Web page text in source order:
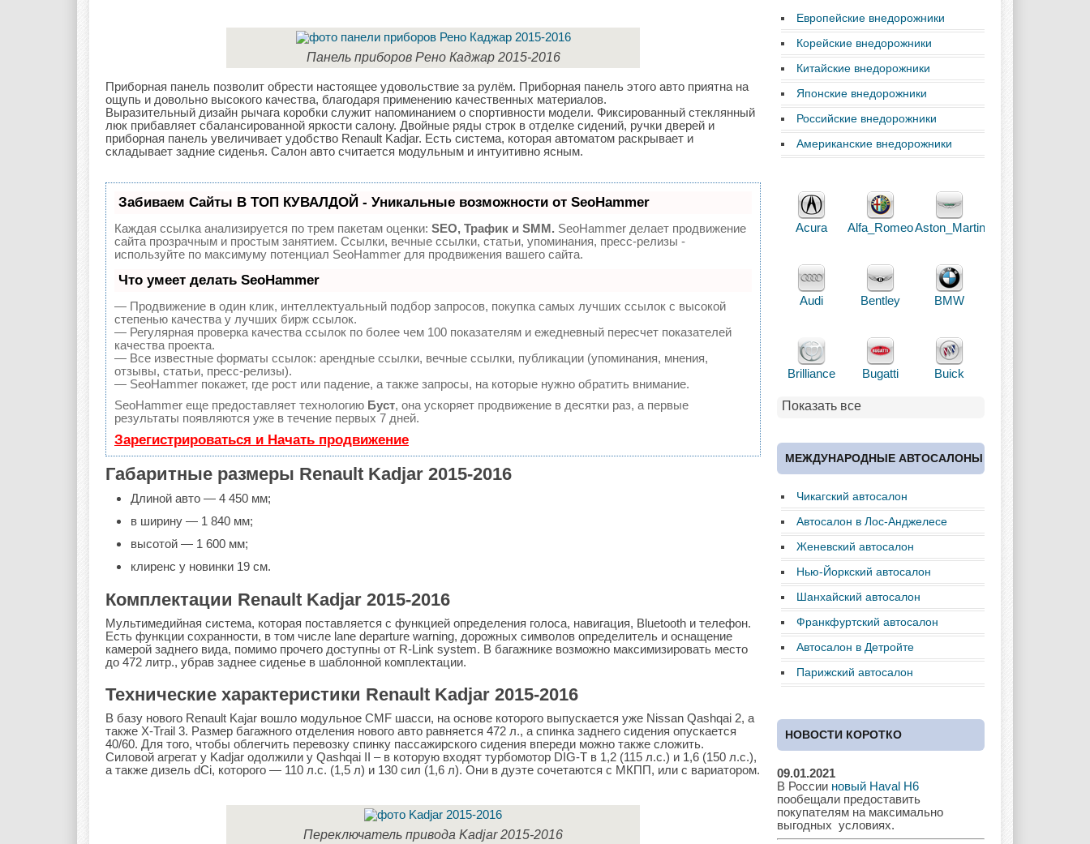
Панель приборов Рено Каджар 2015-2016
Приборная панель позволит обрести настоящее удовольствие за рулём. Приборная панель этого авто приятна на
ощупь и довольно высокого качества, благодаря применению качественных материалов.
Выразительный дизайн рычага коробки служит напоминанием о спортивности модели. Фиксированный стеклянный
люк прибавляет сбалансированной яркости салону. Двойные ряды строк в отделке сидений, ручки дверей и
приборная панель увеличивает удобство Renault Kadjar. Есть система, которая автоматом раскрывает и
складывает задние сиденья. Салон авто считается модульным и интуитивно ясным.
Забиваем Сайты В ТОП КУВАЛДОЙ - Уникальные возможности от SeoHammer
Каждая ссылка анализируется по трем пакетам оценки: SEO, Трафик и SMM. SeoHammer делает продвижение
сайта прозрачным и простым занятием. Ссылки, вечные ссылки, статьи, упоминания, пресс-релизы -
используйте по максимуму потенциал SeoHammer для продвижения вашего сайта.
Что умеет делать SeoHammer
— Продвижение в один клик, интеллектуальный подбор запросов, покупка самых лучших ссылок с высокой
степенью качества у лучших бирж ссылок.
— Регулярная проверка качества ссылок по более чем 100 показателям и ежедневный пересчет показателей
качества проекта.
— Все известные форматы ссылок: арендные ссылки, вечные ссылки, публикации (упоминания, мнения,
отзывы, статьи, пресс-релизы).
— SeoHammer покажет, где рост или падение, а также запросы, на которые нужно обратить внимание.
SeoHammer еще предоставляет технологию Буст, она ускоряет продвижение в десятки раз, а первые
результаты появляются уже в течение первых 7 дней.
Зарегистрироваться и Начать продвижение
Габаритные размеры Renault Kadjar 2015-2016
Длиной авто — 4 450 мм;
в ширину — 1 840 мм;
высотой — 1 600 мм;
клиренс у новинки 19 см.
Комплектации Renault Kadjar 2015-2016
Мультимедийная система, которая поставляется с функцией определения голоса, навигация, Bluetooth и телефон.
Есть функции сохранности, в том числе lane departure warning, дорожных символов определитель и оснащение
камерой заднего вида, помимо прочего доступны от R-Link system. В багажнике возможно максимизировать место
до 472 литр., убрав заднее сиденье в шаблонной комплектации.
Технические характеристики Renault Kadjar 2015-2016
В базу нового Renault Kajar вошло модульное CMF шасси, на основе которого выпускается уже Nissan Qashqai 2, а
также X-Trail 3. Размер багажного отделения нового авто равняется 472 л., а спинка заднего сидения опускается
40/60. Для того, чтобы облегчить перевозку спинку пассажирского сидения впереди можно также сложить.
Силовой агрегат у Kadjar одолжили у Qashqai II – в которую входят турбомотор DIG-T в 1,2 (115 л.с.) и 1,6 (150 л.с.),
а также дизель dCi, которого — 110 л.с. (1,5 л) и 130 сил (1,6 л). Они в дуэте сочетаются с МКПП, или с вариатором.
Переключатель привода Kadjar 2015-2016
Европейские внедорожники
Корейские внедорожники
Китайские внедорожники
Японские внедорожники
Российские внедорожники
Американские внедорожники
Acura Alfa_RomeoAston_Martin
Audi Bentley BMW
Brilliance Bugatti Buick
Cadillac Chery Chevrolet
Chrysler Citroen Dacia
Daewoo Dodge
Ferrari Fiat Ford
Great Wall GAC
Geely Holden Honda
Показать все
МЕЖДУНАРОДНЫЕ АВТОСАЛОНЫ
Чикагский автосалон
Автосалон в Лос-Анджелесе
Женевский автосалон
Нью-Йоркский автосалон
Шанхайский автосалон
Франкфуртский автосалон
Автосалон в Детройте
Парижский автосалон
НОВОСТИ КОРОТКО
09.01.2021
В России новый Haval H6
пообещали предоставить
покупателям на максимально
выгодных условиях.